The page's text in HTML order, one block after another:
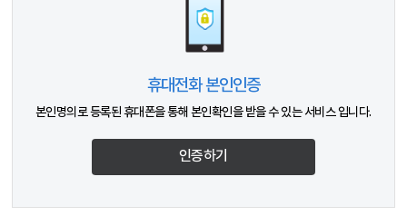
휴대전화 본인인증
본인명의로 등록된 휴대폰을 통해 본인확인을 받을 수 있는 서비스 입니다.
인증하기